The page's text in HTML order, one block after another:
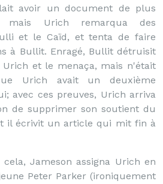
avoir un document de plus
mais Urich remarqua des
et le Caïd, et tenta de faire
à Bullit. Enragé, Bullit détruisit
Urich et le menaça, mais n'était
Urich avait un deuxième
avec ces preuves, Urich arriva
de supprimer son soutient du
il écrivit un article qui mit fin à
Jameson assigna Urich en
Peter Parker (ironiquement